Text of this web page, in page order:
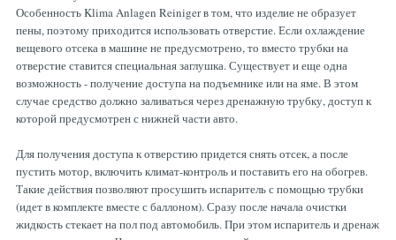
Особенность Klima Anlagen Reiniger в том, что изделие не образует
пены, поэтому приходится использовать отверстие. Если охлаждение
вещевого отсека в машине не предусмотрено, то вместо трубки на
отверстие ставится специальная заглушка. Существует и еще одна
возможность - получение доступа на подъемнике или на яме. В этом
случае средство должно заливаться через дренажную трубку, доступ к
которой предусмотрен с нижней части авто.
Для получения доступа к отверстию придется снять отсек, а после
пустить мотор, включить климат-контроль и поставить его на обогрев.
Такие действия позволяют просушить испаритель с помощью трубки
(идет в комплекте вместе с баллоном). Сразу после начала очистки
жидкость стекает на пол под автомобиль. При этом испаритель и дренаж